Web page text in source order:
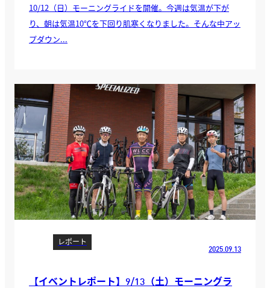
10/12（日）モーニングライドを開催。今週は気温が下が
り、朝は気温10℃を下回り肌寒くなりました。そんな中アッ
プダウン...
レポート
2025.09.13
【イベントレポート】9/13（土）モーニングラ